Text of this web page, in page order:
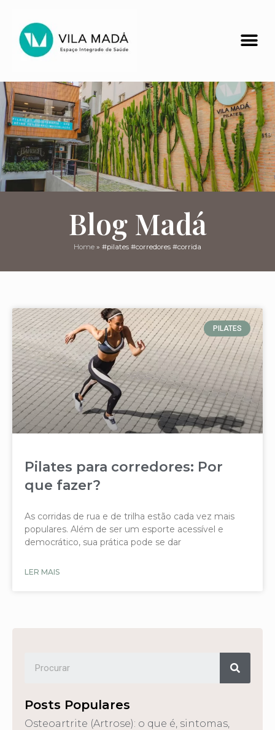
Blog Madá
Home » #pilates #corredores #corrida
PILATES
Pilates para corredores: Por
que fazer?
As corridas de rua e de trilha estão cada vez mais
populares. Além de ser um esporte acessível e
democrático, sua prática pode se dar
LER MAIS
Posts Populares
Osteoartrite (Artrose): o que é, sintomas,